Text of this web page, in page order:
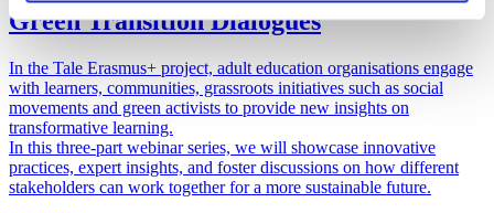
Green Transition Dialogues
In the Tale Erasmus+ project, adult education organisations engage
with learners, communities, grassroots initiatives such as social
movements and green activists to provide new insights on
transformative learning.
In this three-part webinar series, we will showcase innovative
practices, expert insights, and foster discussions on how different
stakeholders can work together for a more sustainable future.